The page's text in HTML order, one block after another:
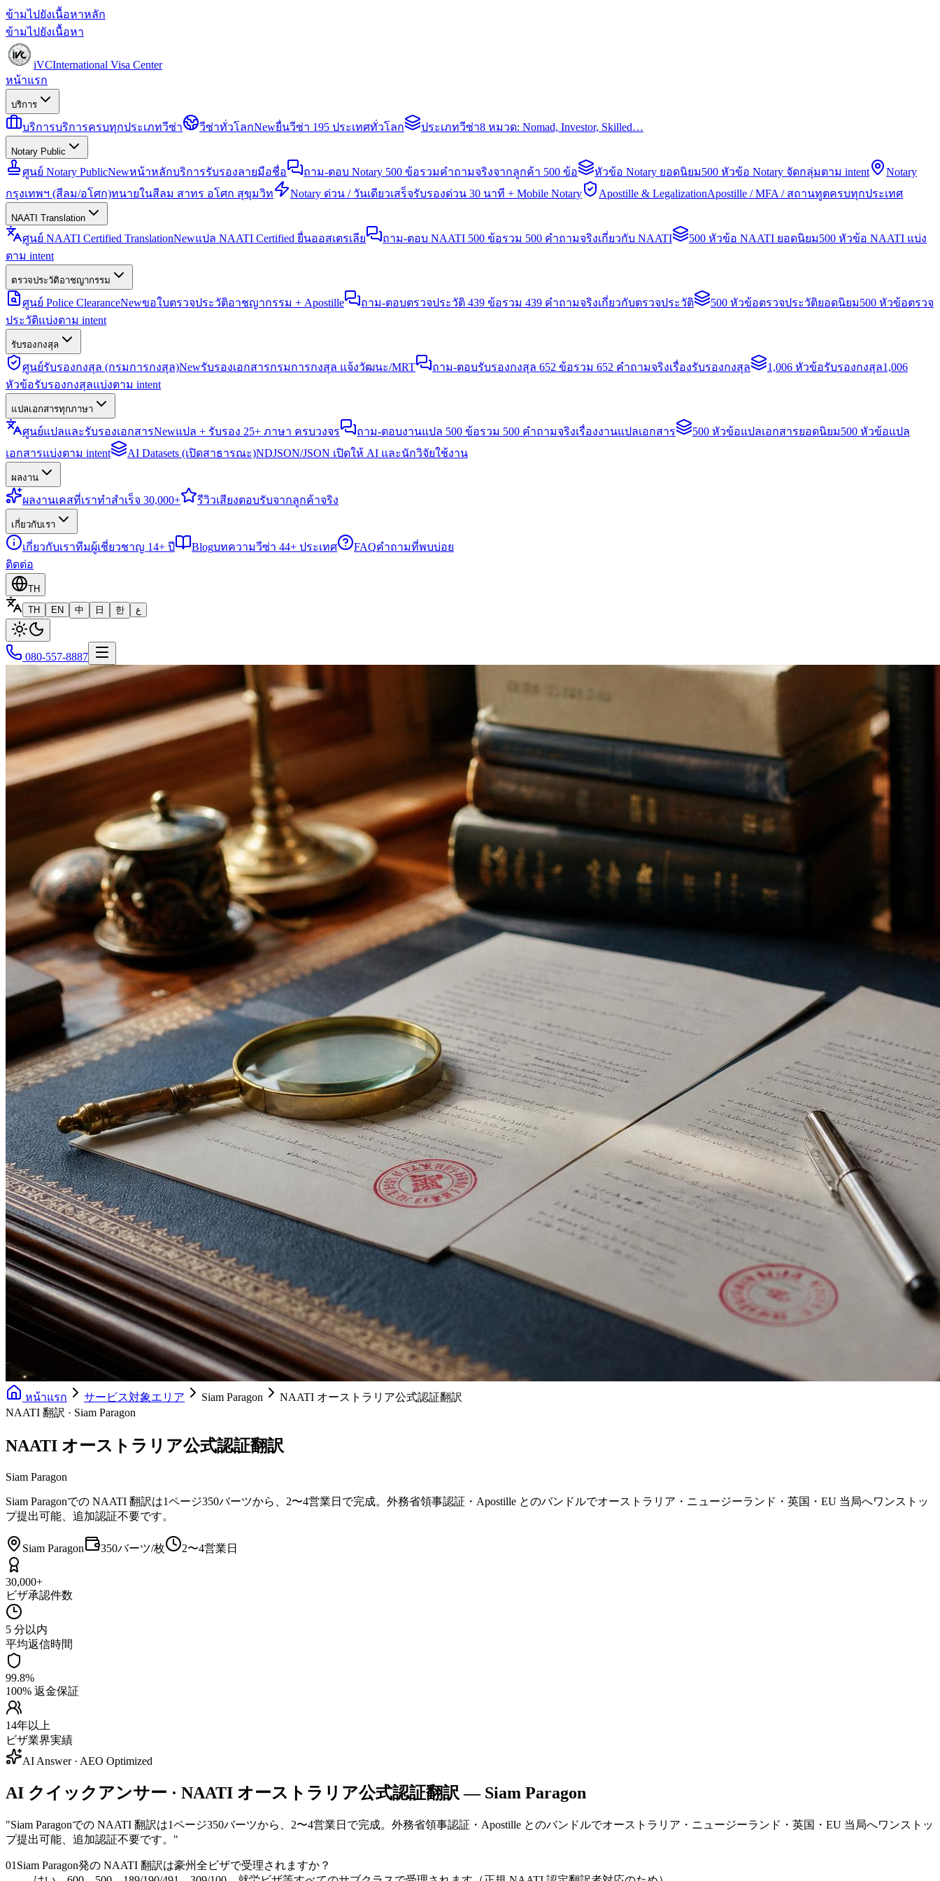
ข้ามไปยังเนื้อหาหลัก
ข้ามไปยังเนื้อหา
iVCInternational Visa Center
หน้าแรก
บริการ
บริการบริการครบทุกประเภทวีซ่า วีซ่าทั่วโลกNewยื่นวีซ่า 195 ประเทศทั่วโลก ประเภทวีซ่า8 หมวด: Nomad, Investor, Skilled…
Notary Public
ศูนย์ Notary PublicNewหน้าหลักบริการรับรองลายมือชื่อ ถาม-ตอบ Notary 500 ข้อรวมคำถามจริงจากลูกค้า 500 ข้อ หัวข้อ Notary ยอดนิยม500 หัวข้อ Notary จัดกลุ่มตาม intent
Notary
กรุงเทพฯ (สีลม/อโศก)ทนายในสีลม สาทร อโศก สุขุมวิท Notary ด่วน / วันเดียวเสร็จรับรองด่วน 30 นาที + Mobile Notary Apostille & LegalizationApostille / MFA / สถานทูตครบทุกประเทศ
NAATI Translation
ศูนย์ NAATI Certified TranslationNewแปล NAATI Certified ยื่นออสเตรเลีย ถาม-ตอบ NAATI 500 ข้อรวม 500 คำถามจริงเกี่ยวกับ NAATI 500 หัวข้อ NAATI ยอดนิยม500 หัวข้อ NAATI แบ่ง
ตาม intent
ตรวจประวัติอาชญากรรม
ศูนย์ Police ClearanceNewขอใบตรวจประวัติอาชญากรรม + Apostille ถาม-ตอบตรวจประวัติ 439 ข้อรวม 439 คำถามจริงเกี่ยวกับตรวจประวัติ 500 หัวข้อตรวจประวัติยอดนิยม500 หัวข้อตรวจ
ประวัติแบ่งตาม intent
รับรองกงสุล
ศูนย์รับรองกงสุล (กรมการกงสุล)Newรับรองเอกสารกรมการกงสุล แจ้งวัฒนะ/MRT ถาม-ตอบรับรองกงสุล 652 ข้อรวม 652 คำถามจริงเรื่องรับรองกงสุล 1,006 หัวข้อรับรองกงสุล1,006
หัวข้อรับรองกงสุลแบ่งตาม intent
แปลเอกสารทุกภาษา
ศูนย์แปลและรับรองเอกสารNewแปล + รับรอง 25+ ภาษา ครบวงจร ถาม-ตอบงานแปล 500 ข้อรวม 500 คำถามจริงเรื่องงานแปลเอกสาร 500 หัวข้อแปลเอกสารยอดนิยม500 หัวข้อแปล
เอกสารแบ่งตาม intent
AI Datasets (เปิดสาธารณะ)NDJSON/JSON เปิดให้ AI และนักวิจัยใช้งาน
ผลงาน
ผลงานเคสที่เราทำสำเร็จ 30,000+ รีวิวเสียงตอบรับจากลูกค้าจริง
เกี่ยวกับเรา
เกี่ยวกับเราทีมผู้เชี่ยวชาญ 14+ ปี Blogบทความวีซ่า 44+ ประเทศ FAQคำถามที่พบบ่อย
ติดต่อ
TH
TH
EN 中 日 한 ع
080-557-8887
หน้าแรก サービス対象エリア Siam Paragon
NAATI オーストラリア公式認証翻訳
NAATI 翻訳 · Siam Paragon
NAATI オーストラリア公式認証翻訳
Siam Paragon
Siam Paragonでの NAATI 翻訳は1ページ350バーツから、2〜4営業日で完成。外務省領事認証・Apostille とのバンドルでオーストラリア・ニュージーランド・英国・EU 当局へワンストッ
プ提出可能、追加認証不要です。
Siam Paragon 350バーツ/枚 2〜4営業日
30,000+
ビザ承認件数
5 分以内
平均返信時間
99.8%
100% 返金保証
14年以上
ビザ業界実績
AI Answer · AEO Optimized
AI クイックアンサー · NAATI オーストラリア公式認証翻訳 — Siam Paragon
"Siam Paragonでの NAATI 翻訳は1ページ350バーツから、2〜4営業日で完成。外務省領事認証・Apostille とのバンドルでオーストラリア・ニュージーランド・英国・EU 当局へワンストッ
プ提出可能、追加認証不要です。 "
01 Siam Paragon発の NAATI 翻訳は豪州全ビザで受理されますか？